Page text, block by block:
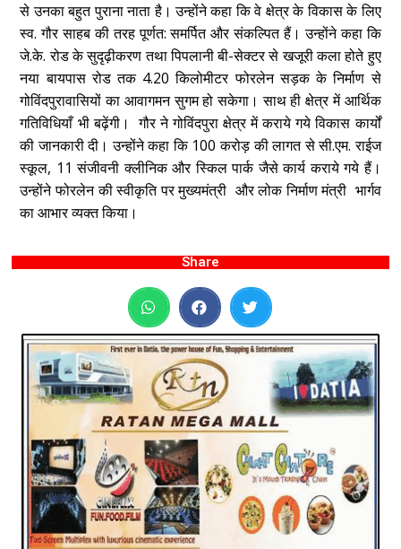
से उनका बहुत पुराना नाता है। उन्होंने कहा कि वे क्षेत्र के विकास के लिए
स्व. गौर साहब की तरह पूर्णत: समर्पित और संकल्पित हैं। उन्होंने कहा कि
जे.के. रोड के सुदृढ़ीकरण तथा पिपलानी बी-सेक्टर से खजूरी कला होते हुए
नया बायपास रोड तक 4.20 किलोमीटर फोरलेन सड़क के निर्माण से
गोविंदपुरावासियों का आवागमन सुगम हो सकेगा। साथ ही क्षेत्र में आर्थिक
गतिविधियाँ भी बढ़ेंगी। गौर ने गोविंदपुरा क्षेत्र में कराये गये विकास कार्यों
की जानकारी दी। उन्होंने कहा कि 100 करोड़ की लागत से सी.एम. राईज
स्कूल, 11 संजीवनी क्लीनिक और स्किल पार्क जैसे कार्य कराये गये हैं।
उन्होंने फोरलेन की स्वीकृति पर मुख्यमंत्री और लोक निर्माण मंत्री भार्गव
का आभार व्यक्त किया।
Share